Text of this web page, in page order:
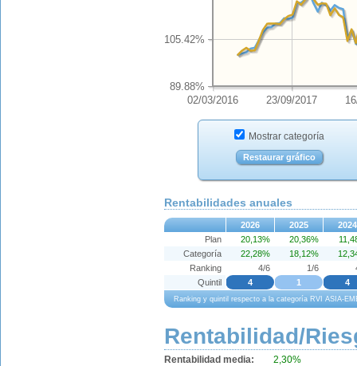
02/03/2016 23/09/2017
89.88%
105.42%
Mostrar categoría
Restaurar gráfico
Rentabilidades anuales
2026 2025 2024
Ranking y quintil respecto a la categoría RVI ASIA-
Plan 20,13% 20,36%
Categoría
22,28% 18,12%
Ranking
4/6 1/6
Quintil
4 1 4
Rentabilidad/
Rentabilidad media:
2,30%